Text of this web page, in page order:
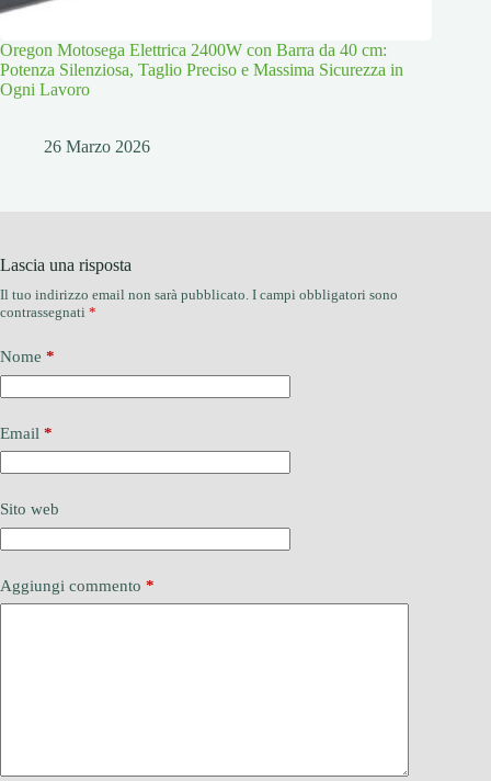
Oregon Motosega Elettrica 2400W con Barra da 40 cm:
Potenza Silenziosa, Taglio Preciso e Massima Sicurezza in
Ogni Lavoro
26 Marzo 2026
Lascia una risposta
Il tuo indirizzo email non sarà pubblicato. I campi obbligatori sono
contrassegnati *
Nome *
Email *
Sito web
Aggiungi commento *